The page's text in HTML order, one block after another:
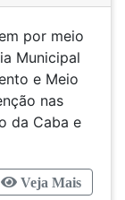
por meio
Municipal
e Meio
nas
da Caba e
Veja Mais